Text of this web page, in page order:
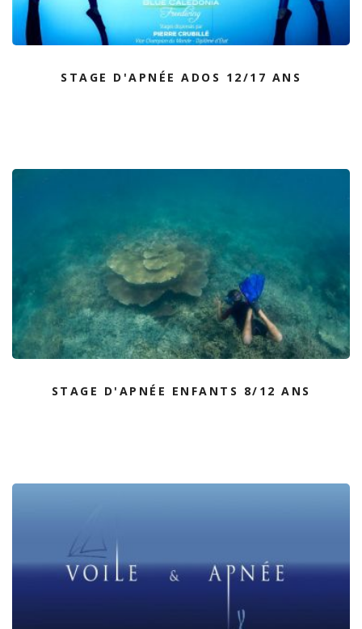
STAGE D'APNÉE ADOS 12/17 ANS
STAGE D'APNÉE ENFANTS 8/12 ANS